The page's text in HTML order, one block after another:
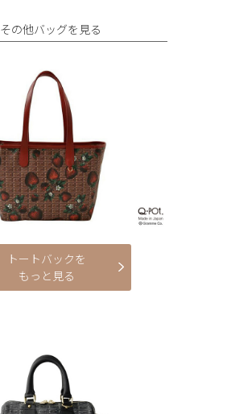
その他バッグを見る
トートバックを
もっと見る